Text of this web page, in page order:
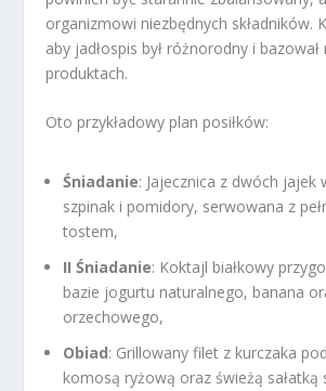
organizmowi niezbędnych składników.
aby jadłospis był różnorodny i
produktach.
Oto przykładowy plan posiłków:
Śniadanie: Jajecznica z dwóch jajek
szpinak i pomidory, serwowana z
tostem,
II Śniadanie: Koktajl białkowy
bazie jogurtu naturalnego, banana
orzechowego,
Obiad: Grillowany filet z kurczaka
komosą ryżową oraz świeżą sałatką